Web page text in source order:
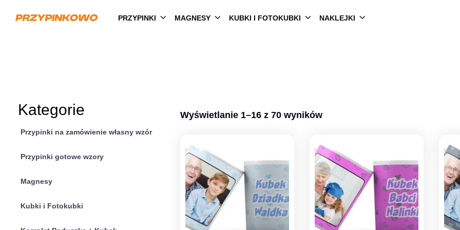
PRZYPINKI MAGNESY KUBKI I FOTOKUBKI NAKLEJKI
Kategorie
Przypinki na zamówienie własny wzór
Przypinki gotowe wzory
Magnesy
Kubki i Fotokubki
Wyświetlanie 1–16 z 70 wyników